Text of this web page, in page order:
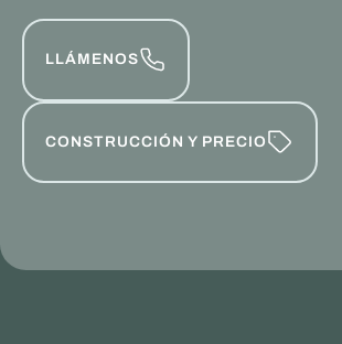
LLÁMENOS
CONSTRUCCIÓN Y PRECIO